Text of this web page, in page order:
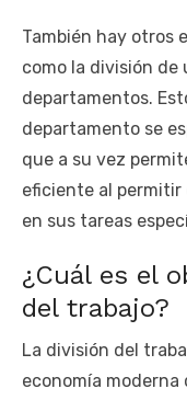
También hay otros
como la división
departamentos.
departamento se
que a su vez
eficiente al
en sus tareas
¿Cuál es el
del trabajo?
La división del
economía moderna